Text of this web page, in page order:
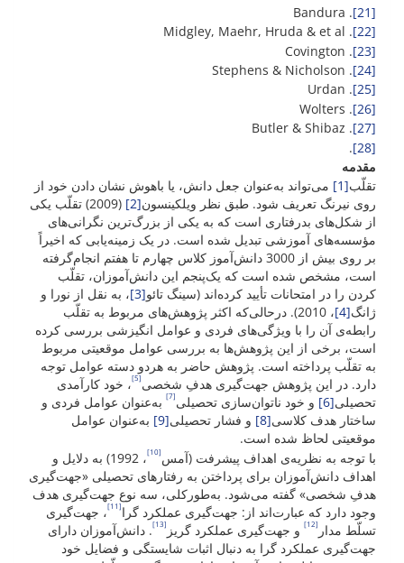
[21]
. Bandura
[22]
. Midgley, Maehr, Hruda & et al
[23]
. Covington
[24]
. Stephens & Nicholson
[25]
. Urdan
[26]
. Wolters
[27]
. Butler & Shibaz
[28]
.
مقدمه
تقلّب[1]
می‌تواند به‌عنوان جعل دانش، یا باهوش نشان دادن خود از
روی نیرنگ تعریف شود. طبق نظر ویلکینسون[2]
(2009) تقلّب یکی
از شکل‌های بدرفتاری است که به یکی از بزرگ‌ترین نگرانی‌های
مؤسسه‌های آموزشی تبدیل شده است. در یک زمینه‌یابی که اخیراً
بر روی بیش از 3000 دانش‌آموز کلاس چهارم تا هفتم انجام‌گرفته
است، مشخص شده است که یک‌پنجم این دانش‌آموزان، تقلّب
کردن را در امتحانات تأیید کرده‌اند (سینگ تائو[3]
، به نقل از نورا و
ژانگ[4]
، 2010). درحالی‌که اکثر پژوهش‌های مربوط به تقلّب
رابطه‌ی آن را با ویژگی‌های فردی و عوامل انگیزشی بررسی کرده
‌است، برخی از این پژوهش‌ها به بررسی عوامل موقعیتی مربوط
به تقلّب پرداخته ‌است. پژوهش حاضر به هردو دسته عوامل توجه
دارد. در این پژوهش جهت‌گیری هدفِ شخصی [5]
، خود کارآمدی
تحصیلی[6] و خود ناتوان‌سازی تحصیلی [7]
به‌عنوان عوامل فردی و
ساختار هدف کلاسی[8] و فشار تحصیلی[9]
به‌عنوان عوامل
موقعیتی لحاظ شده است.
با توجه به نظریه‌ی اهداف پیشرفت (آمس [10]
، 1992) به دلایل و
اهداف دانش‌آموزان برای پرداختن به رفتارهای تحصیلی «جهت‌گیری
هدفِ شخصی» گفته می‌شود. به‌طورکلی، سه نوع جهت‌گیری هدف
وجود دارد که عبارت‌اند از: جهت‌گیری عملکرد گرا [11]
، جهت‌گیری
تسلّط مدار [12] و جهت‌گیری عملکرد گریز [13]
. دانش‌آموزان دارای
جهت‌گیری عملکرد گرا به دنبال اثبات شایستگی و فضایل خود